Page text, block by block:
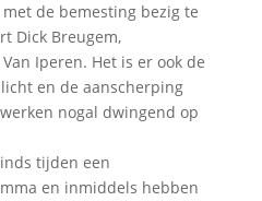
de bemesting bezig te
Dick Breugem,
Iperen. Het is er ook de
en de aanscherping
nogal dwingend op
tijden een
en inmiddels hebben